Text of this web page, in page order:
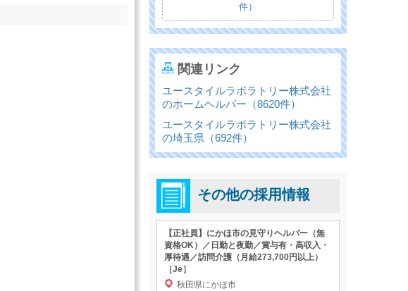
件）
関連リンク
ユースタイルラボラトリー株式会社
のホームヘルパー（8620件）
ユースタイルラボラトリー株式会社
の埼玉県（692件）
その他の採用情報
【正社員】にかほ市の見守りヘルパー（無
資格OK）／日勤と夜勤／賞与有・高収入・
厚待遇／訪問介護（月給273,700円以上）
［Je］
秋田県にかほ市